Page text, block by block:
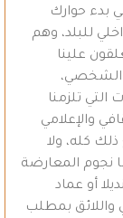
بدء حوارك
للبلد، وهم
علينا
الشخصي،
تلزمنا
والإعلامي
كله، ولا
نجوم المعارضة
أو عماد
واللائق بمطلب